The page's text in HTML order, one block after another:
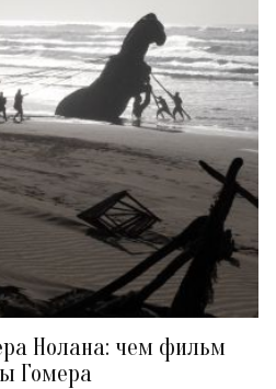
Нолана: чем фильм
Гомера